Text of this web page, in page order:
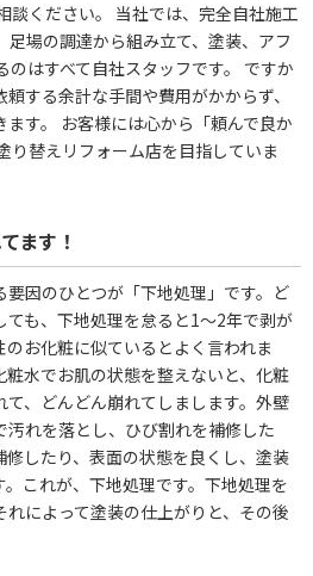
談ください。 当社では、完全自社施工
足場の調達から組み立て、塗装、アフ
のはすべて自社スタッフです。 ですか
する余計な手間や費用がかからず、
す。 お客様には心から「頼んで良か
り替えリフォーム店を目指していま
ます！
因のひとつが「下地処理」です。ど
も、下地処理を怠ると1～2年で剥が
お化粧に似ているとよく言われま
水でお肌の状態を整えないと、化粧
、どんどん崩れてしまします。外壁
れを落とし、ひび割れを補修した
修したり、表面の状態を良くし、塗装
これが、下地処理です。下地処理を
によって塗装の仕上がりと、その後